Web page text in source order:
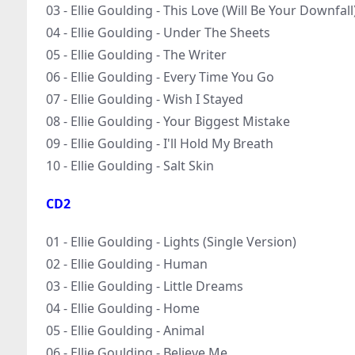
03 - Ellie Goulding - This Love (Will Be Your
04 - Ellie Goulding - Under The Sheets
05 - Ellie Goulding - The Writer
06 - Ellie Goulding - Every Time You Go
07 - Ellie Goulding - Wish I Stayed
08 - Ellie Goulding - Your Biggest Mistake
09 - Ellie Goulding - I'll Hold My Breath
10 - Ellie Goulding - Salt Skin
CD2
01 - Ellie Goulding - Lights (Single Version)
02 - Ellie Goulding - Human
03 - Ellie Goulding - Little Dreams
04 - Ellie Goulding - Home
05 - Ellie Goulding - Animal